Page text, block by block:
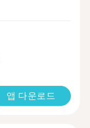
앱 다운로드